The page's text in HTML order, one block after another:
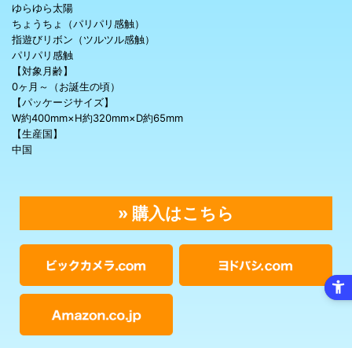
ゆらゆら太陽
ちょうちょ（パリパリ感触）
指遊びリボン（ツルツル感触）
パリパリ感触
【対象月齢】
0ヶ月～（お誕生の頃）
【パッケージサイズ】
W約400mm×H約320mm×D約65mm
【生産国】
中国
» 購入はこちら